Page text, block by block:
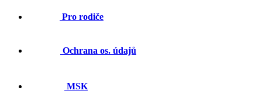
Pro rodiče
Ochrana os. údajů
MSK